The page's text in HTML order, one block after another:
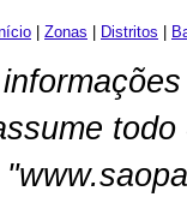
Zonas Distritos